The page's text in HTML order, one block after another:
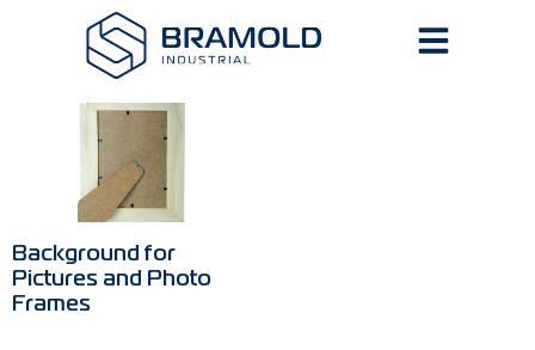
Background for
Pictures and Photo
Frames